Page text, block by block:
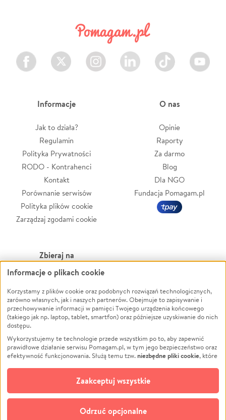
Facebook Twitter Instagram LinkedIn TikTok Youtube
Informacje
Jak to działa?
Regulamin
Polityka Prywatności
RODO - Kontrahenci
Kontakt
Porównanie serwisów
Polityka plików cookie
Zarządzaj zgodami cookie
O nas
Opinie
Raporty
Za darmo
Blog
Dla NGO
Fundacja Pomagam.pl
Zbieraj na
Leczenie
Zwierzęta
Pożar
Ukraina
Pomoc Finansowa
Projekty
Pogrzeb
Społeczność lokalna
Kultura
Powódź
Wichura
NGO
Edukacja
Podróż
Impreza
Ochrona środowiska
Biznes
Informacje o plikach cookie
Korzystamy z plików cookie oraz podobnych rozwiązań technologicznych,
zarówno własnych, jak i naszych partnerów. Obejmuje to zapisywanie i
przechowywanie informacji w pamięci Twojego urządzenia końcowego
(takiego jak np. laptop, tablet, smartfon) oraz późniejsze uzyskiwanie do nich
dostępu.
Wykorzystujemy te technologie przede wszystkim po to, aby zapewnić
prawidłowe działanie serwisu Pomagam.pl, w tym jego bezpieczeństwo oraz
efektywność funkcjonowania. Służą temu tzw.niezbędne pliki cookie, które
opcjonalnych plików cookie
technologii do celów analitycznych i retargetingowych. Możesz wyrazić
zgodę na ich stosowanie lub jej odmówić. W dowolnym momencie masz
możliwość zmiany swoich preferencji na stronie „Zarządzaj zgodami cookie”,
do której link znajdziesz w stopce serwisu Pomagam.pl. Opcjonalne pliki
Odrzuć opcjonalne
Zaakceptuj wszystkie